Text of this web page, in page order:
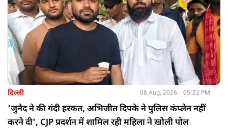
दिल्ली 08 Aug, 2026 05:22 PM
'जुनैद ने की गंदी हरकत, अभिजीत दिपके ने पुलिस कंप्लेन नहीं
करने दी', CJP प्रदर्शन में शामिल रही महिला ने खोली पोल